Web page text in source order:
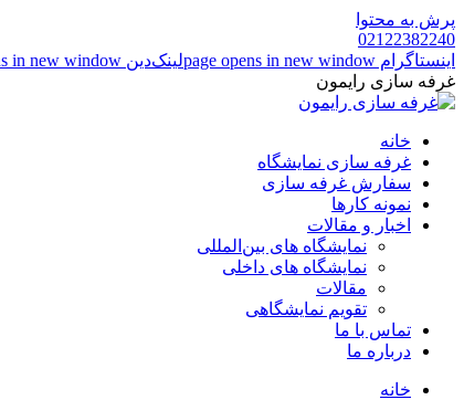
پرش به محتوا
02122382240
اینستاگرام page opens in new window
لینک‌دین page opens in new window
غرفه سازی رایمون
خانه
غرفه سازی نمایشگاه
سفارش غرفه سازی
نمونه کارها
اخبار و مقالات
نمایشگاه های بین‌المللی
نمایشگاه های داخلی
مقالات
تقویم نمایشگاهی
تماس با ما
درباره ما
خانه